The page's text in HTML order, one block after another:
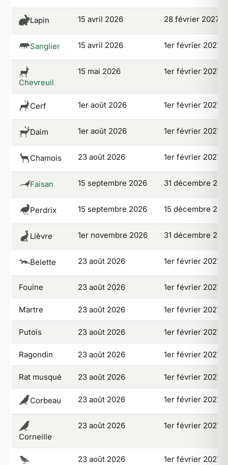
Lapin 15 avril 2026 28 février 2027
Sanglier 15 avril 2026 1er février 2027
Chevreuil
15 mai 2026 1er février 2027
Cerf 1er août 2026 1er février 2027
Daim 1er août 2026 1er février 2027
Chamois 23 août 2026 1er février 2027
Faisan 15 septembre 2026 31 décembre
Perdrix 15 septembre 2026 15 décembre
Lièvre 1er novembre 2026 31 décembre
Belette 23 août 2026 1er février 2027
Fouine 23 août 2026 1er février 2027
Martre 23 août 2026 1er février 2027
Putois 23 août 2026 1er février 2027
Ragondin 23 août 2026 1er février 2027
Rat musqué 23 août 2026 1er février 2027
Corbeau 23 août 2026 1er février 2027
Corneille
23 août 2026 1er février 2027
23 août 2026 1er février 2027